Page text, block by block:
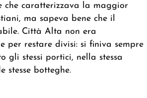
che caratterizzava la maggior
ma sapeva bene che il
Città Alta non era
per restare divisi: si finiva sempre
gli stessi portici, nella stessa
stesse botteghe.